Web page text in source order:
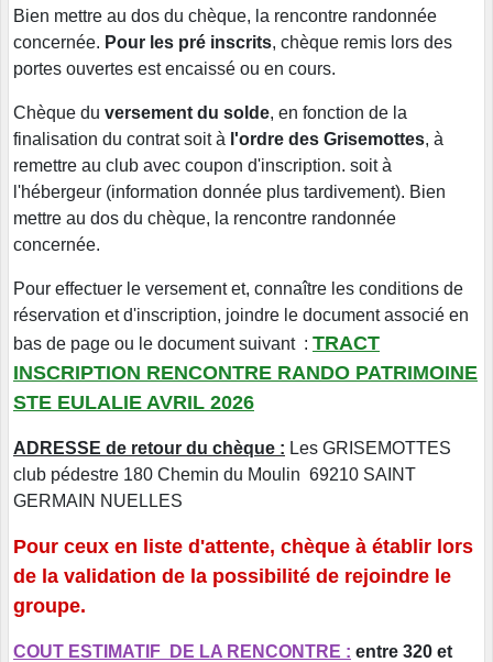
Bien mettre au dos du chèque, la rencontre randonnée
concernée. Pour les pré inscrits, chèque remis lors des
portes ouvertes est encaissé ou en cours.
Chèque du versement du solde, en fonction de la
finalisation du contrat soit à l'ordre des Grisemottes, à
remettre au club avec coupon d'inscription. soit à
l'hébergeur (information donnée plus tardivement). Bien
mettre au dos du chèque, la rencontre randonnée
concernée.
Pour effectuer le versement et, connaître les conditions de
réservation et d'inscription, joindre le document associé en
bas de page ou le document suivant : TRACT
INSCRIPTION RENCONTRE RANDO PATRIMOINE
STE EULALIE AVRIL 2026
ADRESSE de retour du chèque : Les GRISEMOTTES
club pédestre 180 Chemin du Moulin 69210 SAINT
GERMAIN NUELLES
Pour ceux en liste d'attente, chèque à établir lors
de la validation de la possibilité de rejoindre le
groupe.
COUT ESTIMATIF DE LA RENCONTRE : entre 320 et